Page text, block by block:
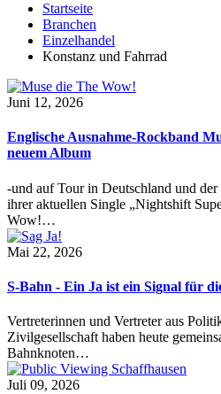
Startseite
Branchen
Einzelhandel
Konstanz und Fahrrad
Juni 12, 2026
Englische Ausnahme-Rockband
neuem Album
-und auf Tour in Deutschland und
ihrer aktuellen Single „Nightshift
Wow!…
Mai 22, 2026
S-Bahn - Ein Ja ist ein Signal für
Vertreterinnen und Vertreter aus
Zivilgesellschaft haben heute
Bahnknoten…
Juli 09, 2026